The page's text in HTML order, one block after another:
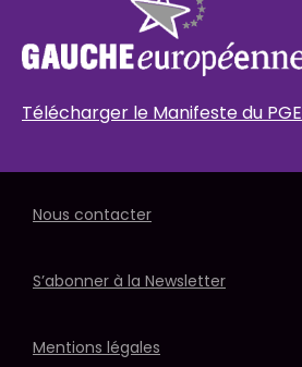
Télécharger le Manifeste du PGE
Nous contacter
S’abonner à la Newsletter
Mentions légales